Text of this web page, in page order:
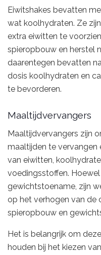
Eiwitshakes bevatten
wat koolhydraten. Ze
extra eiwitten te
spieropbouw en herstel
daarentegen bevatten
dosis koolhydraten en
te bevorderen.
Maaltijdvervangers
Maaltijdvervangers zijn
maaltijden te vervangen
van eiwitten,
voedingsstoffen.
gewichtstoename, zijn
op het verhogen van de
spieropbouw en
Het is belangrijk om
houden bij het kiezen